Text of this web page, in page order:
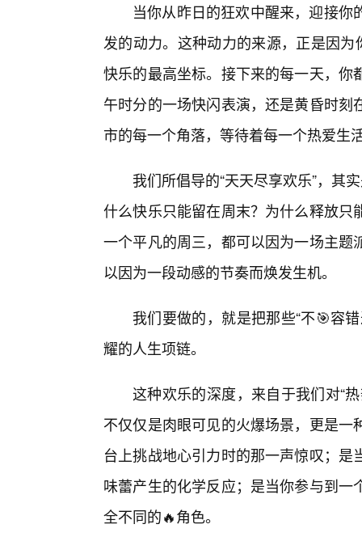
当你从昨日的狂欢中醒来，迎接
发的动力。这种动力的来源，正是因
快乐的最高坐标。接下来的每一天，
午时分的一场快闪表演，还是黄昏时
市的每一个角落，等待着每一个热爱生
我们所倡导的“天天尽享欢乐”，其
什么快乐只能留在周末？为什么释放
一个平凡的周三，都可以因为一场主
以因为一段动感的节奏而焕发生机。
我们要做的，就是把那些“不🎯容
耀的人生项链。
这种欢乐的深度，来自于我们对“
不仅仅是肉眼可见的火爆场景，更是
台上挑战地心引力时的那一声惊叹；
味蕾产生的化学反应；是当你参与到
全不同的🔥角色。